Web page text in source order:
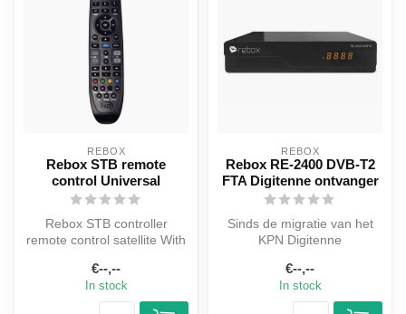
REBOX
Rebox STB remote
control Universal
Rebox STB controller
remote control satellite With
you...
€--,--
In stock
REBOX
Rebox RE-2400 DVB-T2
FTA Digitenne ontvanger
Sinds de migratie van het
KPN Digitenne
de nieuwe ‘...
€--,--
In stock